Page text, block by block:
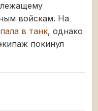
войскам. На
в танк, однако
покинул